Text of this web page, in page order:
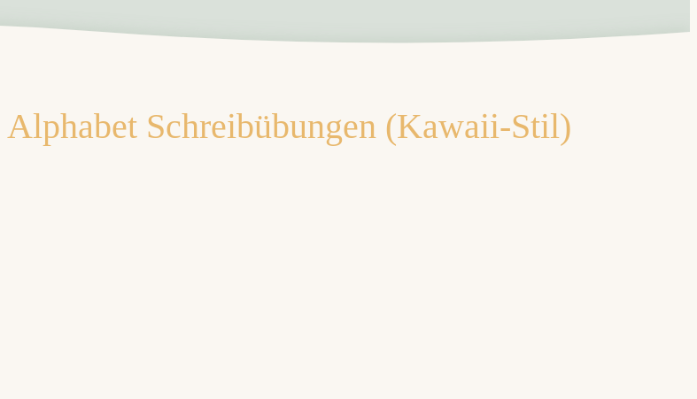
Schreibübungen (Kawaii-Stil)